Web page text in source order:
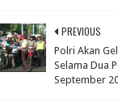
PREVIOUS
Polri Akan
Selama Dua
September